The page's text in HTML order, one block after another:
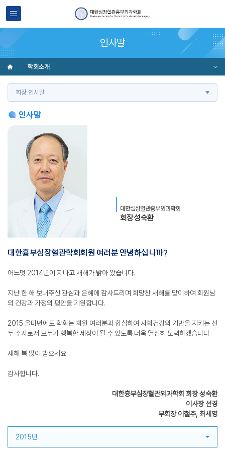
인사말
학회소개
회장 인사말
인사말
대한심장혈관흉부외과학회
회장 성숙환
대한흉부심장혈관학회회원 여러분 안녕하십니까?
어느덧 2014년이 지나고 새해가 밝아 왔습니다.
지난 한 해 보내주신 관심과 은혜에 감사드리며 희망찬 새해를 맞이하여 회원님
의 건강과 가정의 평안을 기원합니다.
2015 을미년에도 학회는 회원 여러분과 합심하여 사회건강의 기반을 지키는 선
두 주자로서 모두가 행복한 세상이 될 수 있도록 더욱 열심히 노력하겠습니다
새해 복 많이 받으세요.
감사합니다.
대한흉부심장혈관외과학회 회장 성숙환
이사장 선경
부회장 이철주, 최세영
2015년